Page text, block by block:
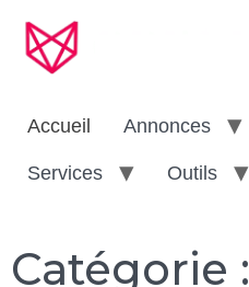
Accueil Annonces
Services Outils
Catégorie :